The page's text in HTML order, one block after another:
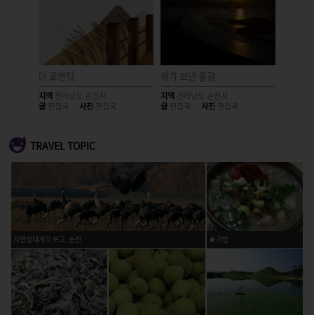
더 로맨틱
지역 전라남도 순천시
글 편집국 사진 편집국
해가 보낸 물길
지역 전라남도 순천시
글 편집국 사진 편집국
TRAVEL TOPIC
★국밥
자연생태계의 보고, 순천